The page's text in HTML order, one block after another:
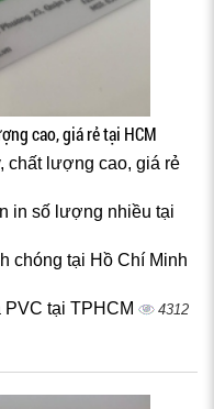
cao, giá rẻ tại HCM
chất lượng cao, giá rẻ
in số lượng nhiều tại
chóng tại Hồ Chí Minh
PVC tại TPHCM 4312